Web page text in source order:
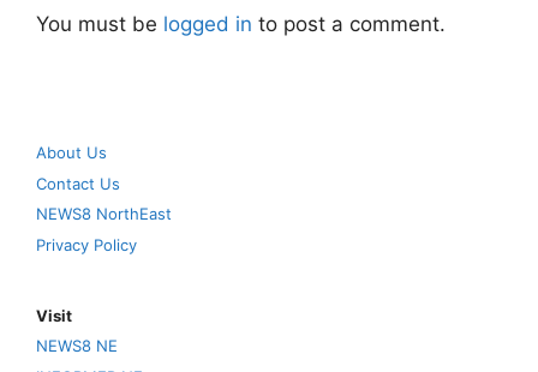
You must be logged in to post a comment.
About Us
Contact Us
NEWS8 NorthEast
Privacy Policy
Visit
NEWS8 NE